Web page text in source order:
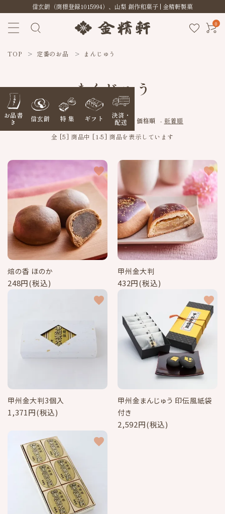
信玄餅（商標登録1015994）、山梨 創作和菓子 | 金精軒製菓
0
お品書
き
信玄餅 特 集 ギフト
決済・
配送
ACCOUNT MENU
ようこそ ゲスト 様
meeting_room ログイン person 新規会員登録
信玄餅
季節の特集
詰め合わせギフト
特定商取引法に基づく表記
TOP 定番のお品 まんじゅう
まんじゅう
[ 並び順を変更 ] - おすすめ順 価格順 - 新着順
全 [5] 商品中 [1-5] 商品を表示しています
焙の香 ほのか
248円(税込)
favorite
甲州金大判
432円(税込)
favorite
甲州金大判3個入
1,371円(税込)
favorite
甲州金まんじゅう 印伝風紙袋
付き
2,592円(税込)
favorite
favorite